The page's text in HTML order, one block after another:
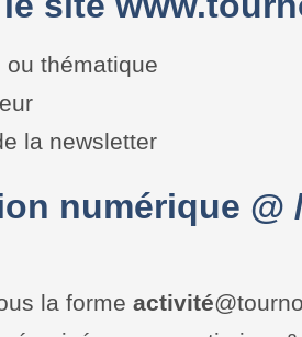
thématique
la newsletter
numérique @
la forme activité